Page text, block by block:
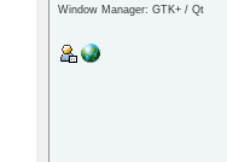
Window Manager: GTK+ / Qt